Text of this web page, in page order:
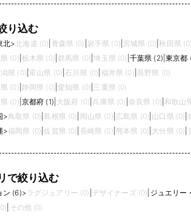
り込む
北> 北海道 (0) 青森県 (0) 岩手県 (0) |宮城県 (0) |秋田県 (0)
(0) 栃木県 (0) 群馬県 (0) |埼玉県 (0) 千葉県 (2) |東京都
県 (0) |富山県 (0) 石川県 (0) 福井県 (0) 長野県 (0)
(0) 静岡県 (0) |愛知県 (0) 三重県 (0)
(0) 京都府 (1) 大阪府 (0) |兵庫県 (0) 奈良県 (0) |和歌山
>鳥取県 (0) |島根県 (0) 岡山県 (0) 広島県 (0) 山口県 (0)
>福岡県 (0) |佐賀県 (0) 長崎県 (0) 熊本県 (0) 大分県 (0)
で絞り込む
ン (6)> ラグジュアリー (0) デザイナーズ (0) ジュエリー
その他 (0)